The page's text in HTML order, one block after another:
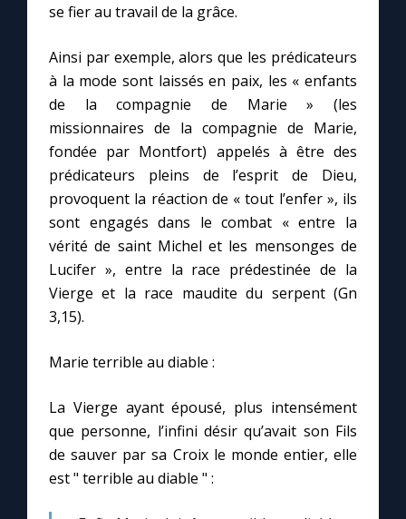
se fier au travail de la grâce.
Ainsi par exemple, alors que les prédicateurs
à la mode sont laissés en paix, les « enfants
de la compagnie de Marie » (les
missionnaires de la compagnie de Marie,
fondée par Montfort) appelés à être des
prédicateurs pleins de l’esprit de Dieu,
provoquent la réaction de « tout l’enfer », ils
sont engagés dans le combat « entre la
vérité de saint Michel et les mensonges de
Lucifer », entre la race prédestinée de la
Vierge et la race maudite du serpent (Gn
3,15).
Marie terrible au diable :
La Vierge ayant épousé, plus intensément
que personne, l’infini désir qu’avait son Fils
de sauver par sa Croix le monde entier, elle
est " terrible au diable " :